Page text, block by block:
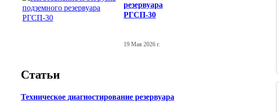
резервуара
РГСП-30
19 Мая 2026 г.
Статьи
Техническое диагностирование резервуара